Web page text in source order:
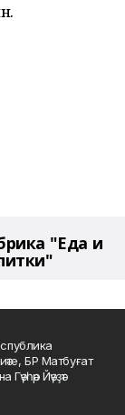
"Еда и
БР Матбуғат
Йәүҙәт